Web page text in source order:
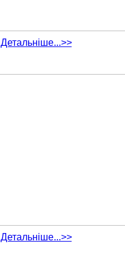
Детальніше...>>
Детальніше...>>